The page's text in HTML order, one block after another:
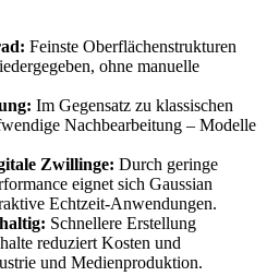
Feinste Oberflächenstrukturen
ohne manuelle
Im Gegensatz zu klassischen
Nachbearbeitung – Modelle
Zwillinge: Durch geringe
eignet sich Gaussian
Echtzeit-Anwendungen.
Schnellere Erstellung
reduziert Kosten und
und Medienproduktion.